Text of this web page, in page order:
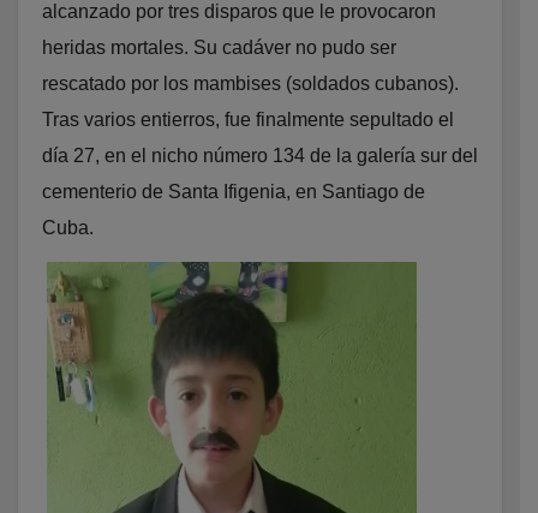
alcanzado por tres disparos que le provocaron
heridas mortales. Su cadáver no pudo ser
rescatado por los mambises (soldados cubanos).
Tras varios entierros, fue finalmente sepultado el
día 27, en el nicho número 134 de la galería sur del
cementerio de Santa Ifigenia, en Santiago de
Cuba.